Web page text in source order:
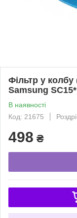
Фільтр у
Samsung
В наявності
Код: 21675
498 ₴